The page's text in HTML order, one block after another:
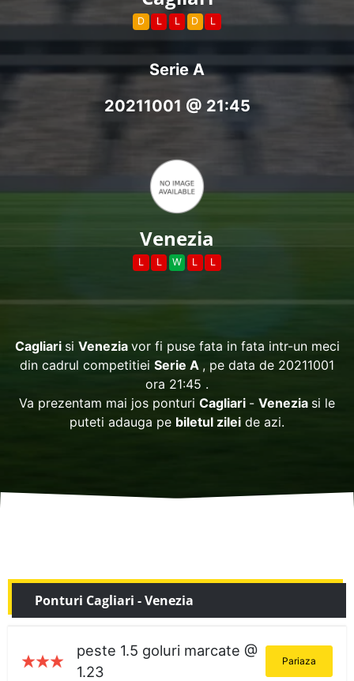
D L L D L
Serie A
20211001 @ 21:45
Venezia
L L W L L
Cagliari si Venezia vor fi puse fata in fata intr-un meci
din cadrul competitiei Serie A , pe data de 20211001
ora 21:45 .
Va prezentam mai jos ponturi Cagliari - Venezia si le
puteti adauga pe biletul zilei de azi.
Ponturi Cagliari - Venezia
peste 1.5 goluri marcate @
1.23
Pariaza